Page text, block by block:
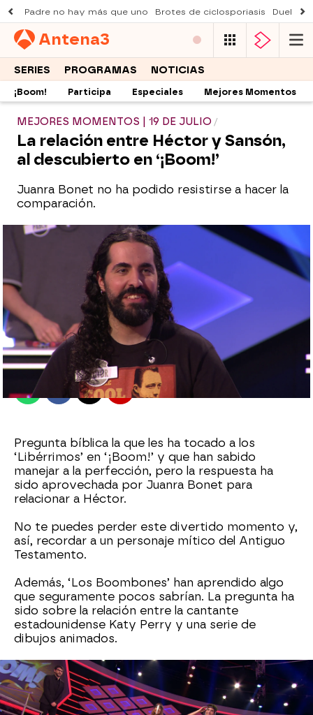
Padre no hay más que uno Brotes de ciclosporiasis Duelo
Antena3
SERIES PROGRAMAS NOTICIAS
¡Boom! Participa Especiales Mejores Momentos
MEJORES MOMENTOS | 19 DE JULIO
La relación entre Héctor y Sansón,
al descubierto en ‘¡Boom!’
Juanra Bonet no ha podido resistirse a hacer la
comparación.
antena3.com
Madrid
Publicado: 19 de julio de 2021, 19:52
WhatsappFacebook
X Flipboard
Pregunta bíblica la que les ha tocado a los
‘Libérrimos’ en ‘¡Boom!’ y que han sabido
manejar a la perfección, pero la respuesta ha
sido aprovechada por Juanra Bonet para
relacionar a Héctor.
No te puedes perder este divertido momento y,
así, recordar a un personaje mítico del Antiguo
Testamento.
Además, ‘Los Boombones’ han aprendido algo
que seguramente pocos sabrían. La pregunta ha
sido sobre la relación entre la cantante
estadounidense Katy Perry y una serie de
dibujos animados.
Libérrimos